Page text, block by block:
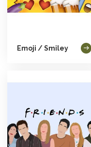
Emoji / Smiley